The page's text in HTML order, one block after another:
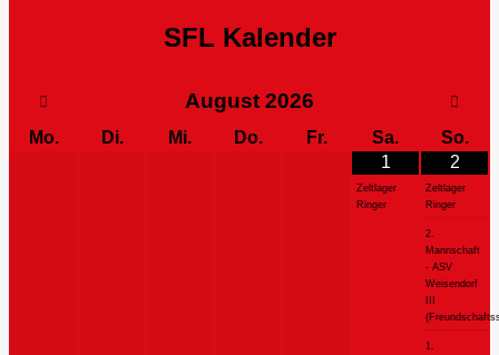
SFL Kalender
August 2026
Mo. Di. Mi. Do. Fr. Sa.
So.
1
Zeltlager
Ringer
2
Zeltlager
Ringer
2.
Mannschaft
- ASV
Weisendorf
1.